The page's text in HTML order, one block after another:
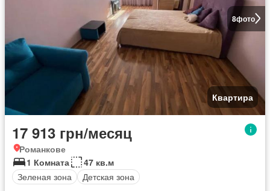
8фото
Квартира
17 913 грн/месяц
Романкове
1 Комната
47 кв.м
Зеленая зона
Детская зона